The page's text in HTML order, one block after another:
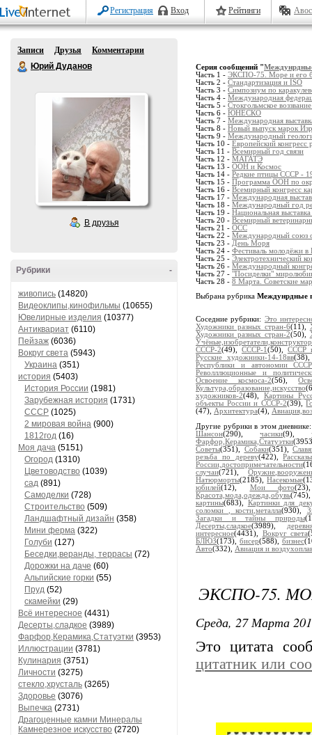
Регистрация Вход Рейтинги
Записи Друзья
Комментарии
Юрий Дуданов
В друзья
-
Рубрики
живопись (14820)
Видеоклипы,кинофильмы (10655)
Ювелирные изделия (10377)
Антиквариат (6110)
Пейзаж (6036)
Вокруг света (5943)
Украина (351)
история (5403)
История России (1981)
Зарубежная история (1731)
СССР (1025)
2 мировая война (900)
1812год (16)
Моя дача (5151)
Огород (1310)
Цветоводство (1039)
сад (891)
Самоделки (728)
Строительство (509)
Ландшафтный дизайн (358)
Мини ферма (322)
Голуби (127)
Беседки,веранды, террасы (72)
Дорожки на даче (60)
Альпийские горки (55)
Пруд (52)
скамейки (29)
Всё интересное (4431)
Десерты,сладкое (3989)
Фарфор,Керамика,Статуэтки (3953)
Иллюстрации (3781)
Кулинария (3751)
Личности (3275)
стекло,хрусталь (3265)
Здоровье (3076)
Выпечка (2731)
Драгоценные камни Минералы
Камнерезное искусство (2720)
Серия сообщений "
Часть 1 - ЭКСПО-75. Море и его
Часть 2 - Стандартизация и ISO
Часть 3 - Симпозиум по
Часть 4 - Международная
Часть 5 - Стокгольмское
Часть 6 - ЮНЕСКО
Часть 7 - Международная
Часть 8 - Новый выпуск марок
Часть 9 - Международный
Часть 10 - Европейский конгресс
Часть 11 - Всемирный год связи
Часть 12 - МАГАТЭ
Часть 13 - ООН и Космос
Часть 14 - Редкие птицы СССР -
Часть 15 - Программа ООН по
Часть 16 - Всемирный конгресс
Часть 17 - Международная
Часть 18 - Международный год
Часть 19 - Национальная
Часть 20 - Всемирный
Часть 21 - ОСС
Часть 22 - Международный союз
Часть 23 - День Моря
Часть 24 - Фестиваль молодёжи в
Часть 25 - Электротехнический
Часть 26 - Международный
Часть 27 - "Посиделки"
Часть 28 - 8 Марта. Советские
Выбрана рубрика Междунрдные
Соседние рубрики: Это
Художники разных стран-6(11),
Художники разных стран-2(50),
СССР-2(49), СССР-1 (50), СССР
Русские художники-14-18вв
Республики и автономии СССР
Револллюционные и
Освоение космоса-2(56),
Культура,образование,искусство
художников-2(48), Картины
объекты России и СССР-2(39),
(47), Архитектура(4),
Другие рубрики в этом
Шансон(290),часики(9),
Фарфор,Керамика,Статуэтки
Советы(351), Собаки(351),
резьба по дереву(422),
России,достопримечательности
случаи(721),
Натюрморты(2185),Насекомые
юбилей(12), Мои фото
Красота,мода,одежда,обувь
картины(683), Картинки для
соломки , кости,металла(930),
Загадки и тайны природы
Десерты,сладкое(3989),
интересное(4431), Вокруг света
БЛЮЗ(173), бисер(588), бизнес
Авто(332), Авиация и
ЭКСПО-75.
Среда, 27 Марта
Это цитата
цитатник или